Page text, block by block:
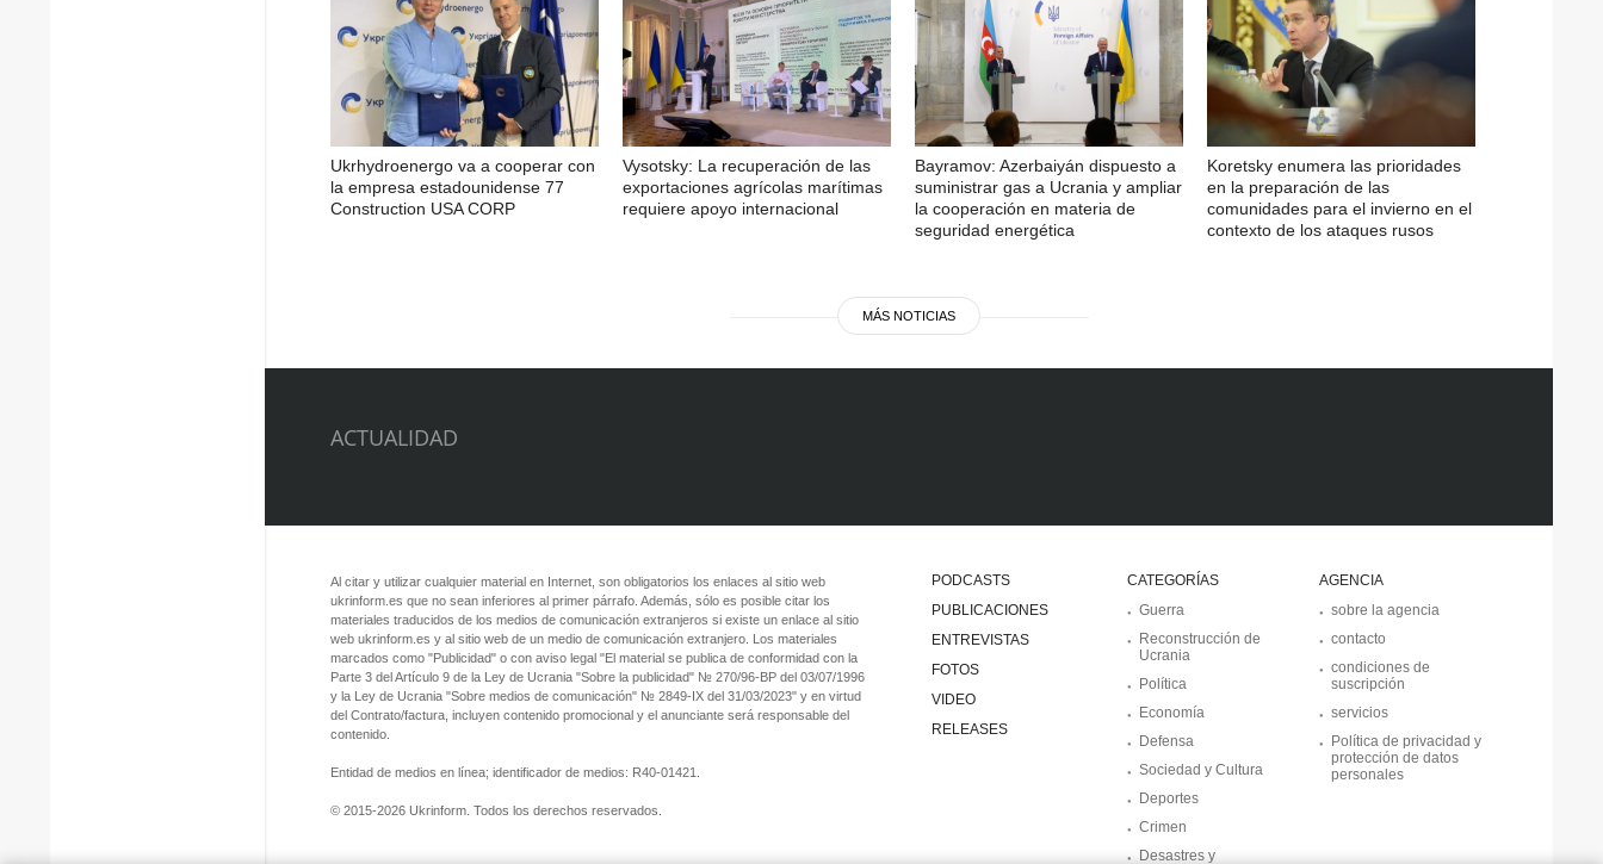
Ukrhydroenergo va a cooperar con
la empresa estadounidense 77
Construction USA CORP
Vysotsky: La recuperación de las
exportaciones agrícolas marítimas
requiere apoyo internacional
Bayramov: Azerbaiyán dispuesto a
suministrar gas a Ucrania y ampliar
la cooperación en materia de
seguridad energética
Koretsky enumera las prioridades
en la preparación de las
comunidades para el invierno en el
contexto de los ataques rusos
MÁS NOTICIAS
ACTUALIDAD
CATEGORÍAS
Guerra
Reconstrucción de
Ucrania
Política
Economía
Defensa
Sociedad y Cultura
Deportes
Crimen
Desastres y
AGENCIA
sobre la agencia
contacto
condiciones de
suscripción
servicios
Política de privacidad y
protección de datos
personales
PODCASTS
PUBLICACIONES
ENTREVISTAS
FOTOS
VIDEO
RELEASES
Al citar y utilizar cualquier material en Internet, son obligatorios los enlaces al sitio web
ukrinform.es que no sean inferiores al primer párrafo. Además, sólo es posible citar los
materiales traducidos de los medios de comunicación extranjeros si existe un enlace al sitio
web ukrinform.es y al sitio web de un medio de comunicación extranjero. Los materiales
marcados como "Publicidad" o con aviso legal "El material se publica de conformidad con la
Parte 3 del Artículo 9 de la Ley de Ucrania "Sobre la publicidad" № 270/96-ВР del 03/07/1996
y la Ley de Ucrania "Sobre medios de comunicación" № 2849-IX del 31/03/2023" y en virtud
del Contrato/factura, incluyen contenido promocional y el anunciante será responsable del
contenido.
Entidad de medios en línea; identificador de medios: R40-01421.
© 2015-2026 Ukrinform. Todos los derechos reservados.